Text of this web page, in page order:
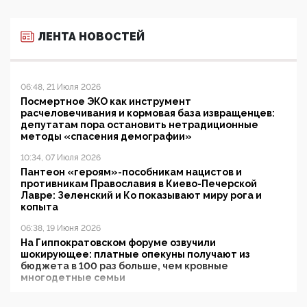
ЛЕНТА НОВОСТЕЙ
06:48, 21 Июля 2026
Посмертное ЭКО как инструмент
расчеловечивания и кормовая база извращенцев:
депутатам пора остановить нетрадиционные
методы «спасения демографии»
10:34, 07 Июля 2026
Пантеон «героям»-пособникам нацистов и
противникам Православия в Киево-Печерской
Лавре: Зеленский и Ко показывают миру рога и
копыта
06:38, 19 Июня 2026
На Гиппократовском форуме озвучили
шокирующее: платные опекуны получают из
бюджета в 100 раз больше, чем кровные
многодетные семьи